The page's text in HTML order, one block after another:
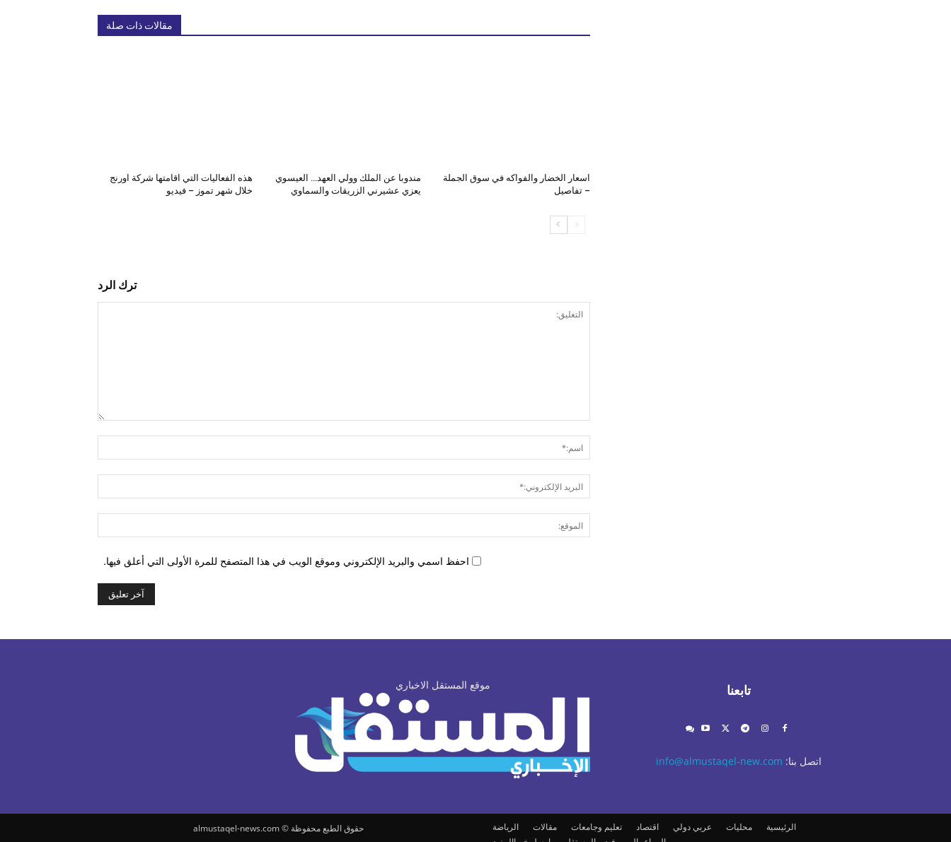
مقالات ذات صلة
اسعار الخضار والفواكه في سوق الجملة
– تفاصيل
مندوبا عن الملك وولي العهد… العيسوي
يعزي عشيرني الزريقات والسماوي
هذه الفعاليات التي اقامتها شركة اورنج
خلال شهر تموز – فيديو
ترك الرد
الإلكتروني:*
احفظ اسمي والبريد الإلكتروني وموقع الويب في هذا المتصفح للمرة الأولى التي أعلق فيها.
موقع المستقل الاخباري تابعنا
اتصل بنا: info@almustaqel-new.com
حقوق الطبع محفوظة © almustaqel-news.com الرئيسية محليات عربي دولي اقتصاد تعليم وجامعات مقالات
الرياضة